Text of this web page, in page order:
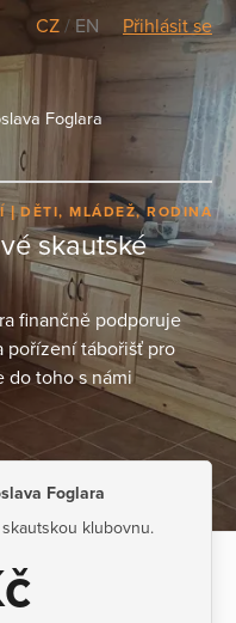
CZ / EN Přihlásit se
Foglara
DĚTI, MLÁDEŽ, RODINA
skautské
finančně podporuje
pořízení tábořišť pro
do toho s námi
Foglara
klubovnu.